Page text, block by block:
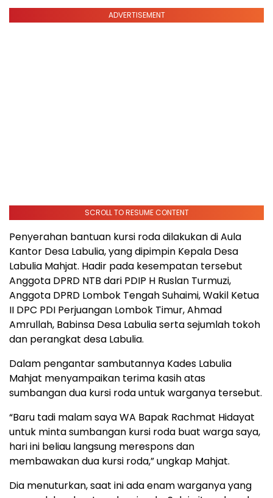
ADVERTISEMENT
SCROLL TO RESUME CONTENT
Penyerahan bantuan kursi roda dilakukan di Aula
Kantor Desa Labulia, yang dipimpin Kepala Desa
Labulia Mahjat. Hadir pada kesempatan tersebut
Anggota DPRD NTB dari PDIP H Ruslan Turmuzi,
Anggota DPRD Lombok Tengah Suhaimi, Wakil Ketua
II DPC PDI Perjuangan Lombok Timur, Ahmad
Amrullah, Babinsa Desa Labulia serta sejumlah tokoh
dan perangkat desa Labulia.
Dalam pengantar sambutannya Kades Labulia
Mahjat menyampaikan terima kasih atas
sumbangan dua kursi roda untuk warganya tersebut.
“Baru tadi malam saya WA Bapak Rachmat Hidayat
untuk minta sumbangan kursi roda buat warga saya,
hari ini beliau langsung merespons dan
membawakan dua kursi roda,” ungkap Mahjat.
Dia menuturkan, saat ini ada enam warganya yang